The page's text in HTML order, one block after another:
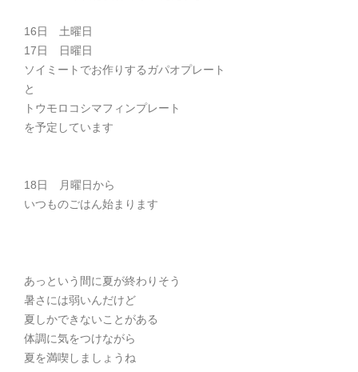
16日 土曜日
17日 日曜日
ソイミートでお作りするガパオプレート
と
トウモロコシマフィンプレート
を予定しています
18日 月曜日から
いつものごはん始まります
あっという間に夏が終わりそう
暑さには弱いんだけど
夏しかできないことがある
体調に気をつけながら
夏を満喫しましょうね